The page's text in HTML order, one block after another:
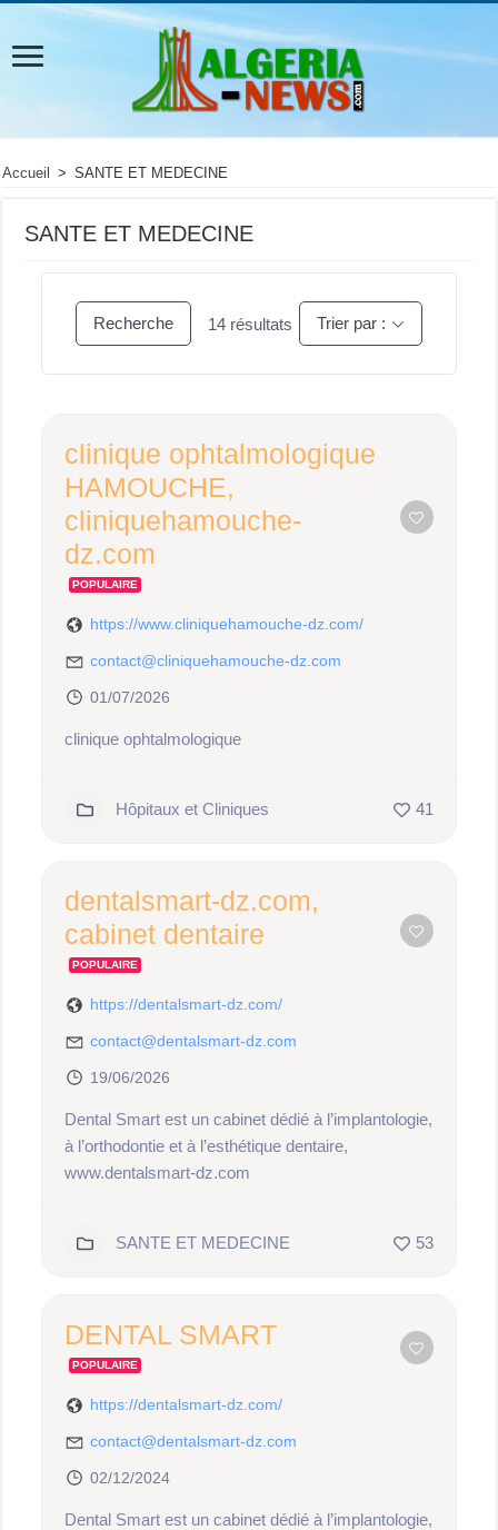
Accueil > SANTE ET MEDECINE
SANTE ET MEDECINE
Recherche 14 résultats Trier par :
clinique ophtalmologique
HAMOUCHE,
cliniquehamouche-
dz.com
POPULAIRE
https://www.cliniquehamouche-dz.com/
contact@cliniquehamouche-dz.com
01/07/2026
clinique ophtalmologique
Hôpitaux et Cliniques 41
dentalsmart-dz.com,
cabinet dentaire
POPULAIRE
https://dentalsmart-dz.com/
contact@dentalsmart-dz.com
19/06/2026
Dental Smart est un cabinet dédié à l’implantologie,
à l’orthodontie et à l’esthétique dentaire,
www.dentalsmart-dz.com
SANTE ET MEDECINE 53
DENTAL SMART
POPULAIRE
https://dentalsmart-dz.com/
contact@dentalsmart-dz.com
02/12/2024
Dental Smart est un cabinet dédié à l’implantologie,